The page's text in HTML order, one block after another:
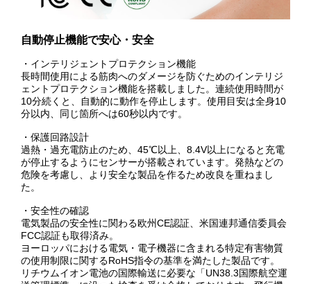
自動停止機能で安心・安全
・インテリジェントプロテクション機能
長時間使用による筋肉へのダメージを防ぐためのインテリジ
ェントプロテクション機能を搭載しました。連続使用時間が
10分続くと、自動的に動作を停止します。使用目安は全身10
分以内、同じ箇所へは60秒以内です。
・保護回路設計
過熱・過充電防止のため、45℃以上、8.4V以上になると充電
が停止するようにセンサーが搭載されています。発熱などの
危険を考慮し、より安全な製品を作るため改良を重ねまし
た。
・安全性の確認
電気製品の安全性に関わる欧州CE認証、米国連邦通信委員会
FCC認証も取得済み。
ヨーロッパにおける電気・電子機器に含まれる特定有害物質
の使用制限に関するRoHS指令の基準を満たした製品です。
リチウムイオン電池の国際輸送に必要な「UN38.3国際航空運